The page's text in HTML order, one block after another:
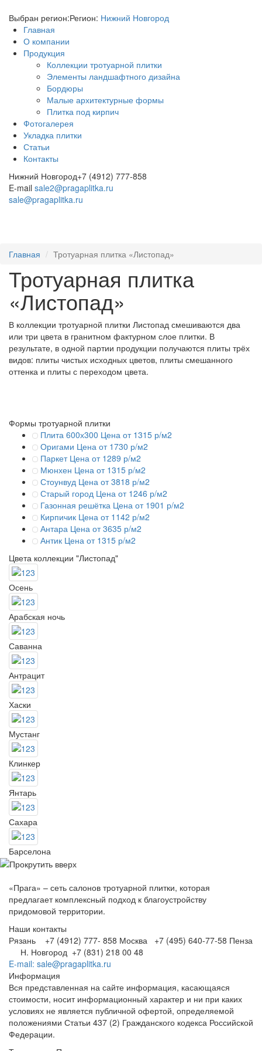
Выбран регион:Регион: Нижний Новгород
Главная
О компании
Продукция
Коллекции тротуарной плитки
Элементы ландшафтного дизайна
Бордюры
Малые архитектурные формы
Плитка под кирпич
Фотогалерея
Укладка плитки
Статьи
Контакты
Нижний Новгород+7 (4912) 777-858
E-mail sale2@pragaplitka.ru
sale@pragaplitka.ru
Главная Тротуарная плитка «Листопад»
Тротуарная плитка
«Листопад»
В коллекции тротуарной плитки Листопад смешиваются два
или три цвета в гранитном фактурном слое плитки. В
результате, в одной партии продукции получаются плиты трёх
видов: плиты чистых исходных цветов, плиты смешанного
оттенка и плиты с переходом цвета.
Формы тротуарной плитки
Плита 600х300 Цена от 1315 р/м2
Оригами Цена от 1730 р/м2
Паркет Цена от 1289 р/м2
Мюнхен Цена от 1315 р/м2
Стоунвуд Цена от 3818 р/м2
Старый город Цена от 1246 р/м2
Газонная решётка Цена от 1901 р/м2
Кирпичик Цена от 1142 р/м2
Антара Цена от 3635 р/м2
Антик Цена от 1315 р/м2
Цвета коллекции "Листопад"
Осень
Арабская ночь
Саванна
Антрацит
Хаски
Мустанг
Клинкер
Янтарь
Сахара
Барселона
«Прага» – сеть салонов тротуарной плитки, которая
предлагает комплексный подход к благоустройству
придомовой территории.
Наши контакты
Рязань +7 (4912) 777- 858 Москва +7 (495) 640-77-58 Пенза
Н. Новгород +7 (831) 218 00 48
E-mail: sale@pragaplitka.ru
Информация
Вся представленная на сайте информация, касающаяся
стоимости, носит информационный характер и ни при каких
условиях не является публичной офертой, определяемой
положениями Статьи 437 (2) Гражданского кодекса Российской
Федерации.